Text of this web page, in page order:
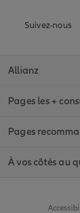
Suivez-nous
Allianz
Pages les +
Pages
À vos côtés au